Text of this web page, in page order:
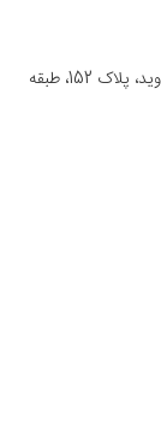
آدرس: خیابان کارگر جنوبی، خیابان روانمهر، نبش منیرجاوید، پلاک 152، طبقه